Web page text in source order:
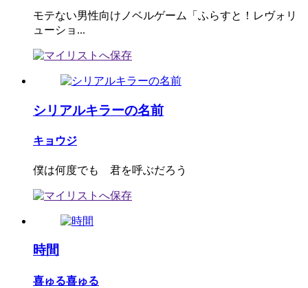
モテない男性向けノベルゲーム「ふらすと！レヴォリ
ューショ...
シリアルキラーの名前
キョウジ
僕は何度でも 君を呼ぶだろう
時間
喜ゅる喜ゅる